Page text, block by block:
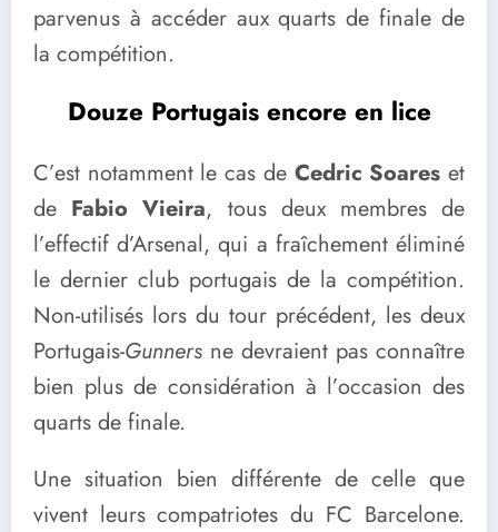
parvenus à accéder aux quarts de finale de
la compétition.
Douze Portugais encore en lice
C’est notamment le cas de Cedric Soares et
de Fabio Vieira, tous deux membres de
l’effectif d’Arsenal, qui a fraîchement éliminé
le dernier club portugais de la compétition.
Non-utilisés lors du tour précédent, les deux
Portugais-Gunners ne devraient pas connaître
bien plus de considération à l’occasion des
quarts de finale.
Une situation bien différente de celle que
vivent leurs compatriotes du FC Barcelone.